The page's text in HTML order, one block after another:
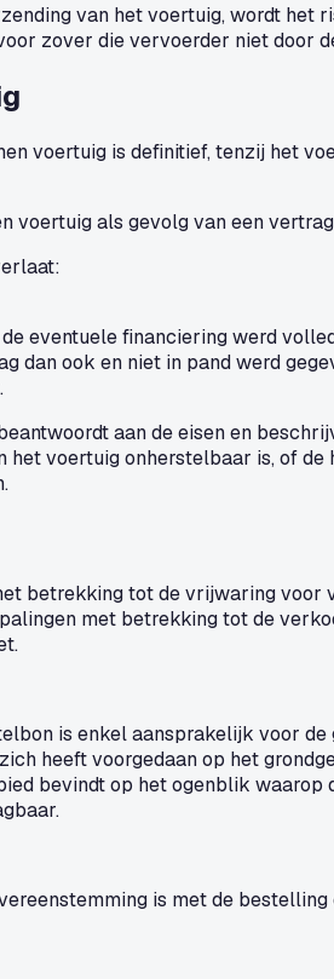
van het voertuig, wordt
zover die vervoerder niet door
voertuig is definitief, tenzij het
voertuig als gevolg van een
eventuele financiering werd
dan ook en niet in pand werd
aan de eisen en
het voertuig onherstelbaar is, of
betrekking tot de vrijwaring voor
met betrekking tot de
is enkel aansprakelijk voor
heeft voorgedaan op het
bevindt op het ogenblik
is met de